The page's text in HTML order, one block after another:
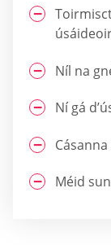
Níl na
Ní gá
Méid